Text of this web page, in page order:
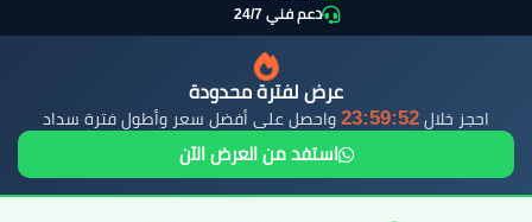
دعم فني 24/7
عرض لفترة محدودة
احجز خلال 23:59:51 واحصل على أفضل سعر وأطول فترة سداد
استفد من العرض الآن